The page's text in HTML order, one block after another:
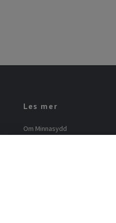
Les mer
Om Minnasydd